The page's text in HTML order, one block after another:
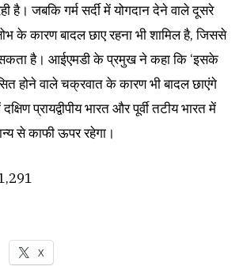
है। जबकि गर्म सर्दी में योगदान देने वाले दूसरे
के कारण बादल छाए रहना भी शामिल है, जिससे
है। आईएमडी के प्रमुख ने कहा कि ‘इसके
होने वाले चक्रवात के कारण भी बादल छाएंगे
प्रायद्वीपीय भारत और पूर्वी तटीय भारत में
से काफी ऊपर रहेगा।
X